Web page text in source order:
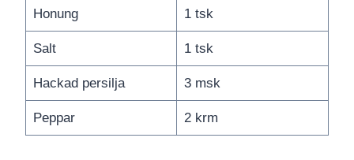
Honung 1 tsk
Salt 1 tsk
Hackad persilja 3 msk
Peppar 2 krm